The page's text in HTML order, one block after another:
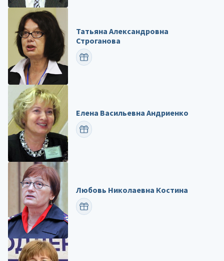
Татьяна Александровна
Строганова
ПОЗДРАВИТЬ
Елена Васильевна Андриенко
ПОЗДРАВИТЬ
Любовь Николаевна Костина
ПОЗДРАВИТЬ